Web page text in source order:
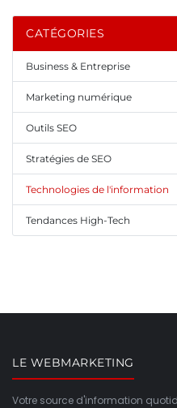
CATÉGORIES
Business & Entreprise
Marketing numérique
Outils SEO
Stratégies de SEO
Technologies de l'information
Tendances High-Tech
LE WEBMARKETING
Votre source d'information